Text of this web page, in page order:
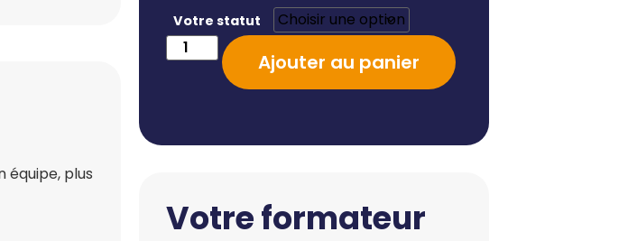
équipe, plus
Votre statut
Ajouter au panier
Votre formateur